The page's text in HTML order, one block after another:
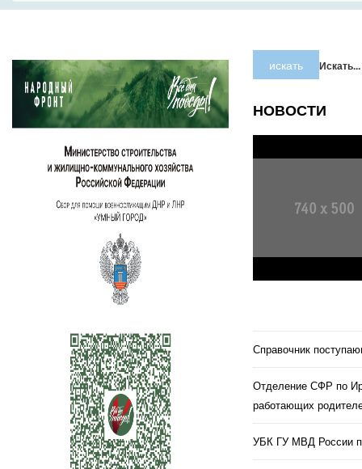
искать Искать...
НОВОСТИ
Справочник
Отделение СФР по
работающих
УБК ГУ МВД России